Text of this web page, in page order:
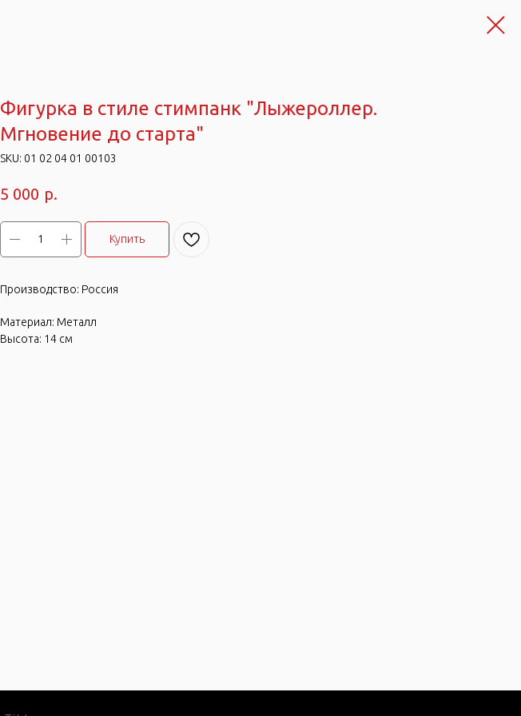
Фигурка в стиле стимпанк "Лыжероллер.
Мгновение до старта"
SKU: 01 02 04 01 00103
5 000 р.
Купить
Производство: Россия
Материал: Металл
Высота: 14 см